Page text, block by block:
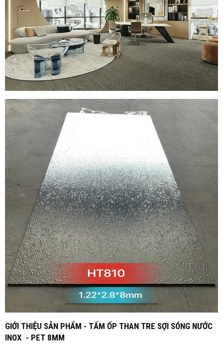
GIỚI THIỆU SẢN PHẨM - TẤM ỐP THAN TRE SỢI SÓNG NƯỚC
INOX - PET 8MM